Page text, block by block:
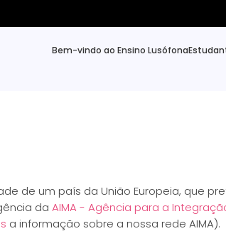
Bem-vindo ao Ensino Lusófona
de um país da União Europeia, que
da AIMA - Agência para a
a informação sobre a nossa rede AIMA).